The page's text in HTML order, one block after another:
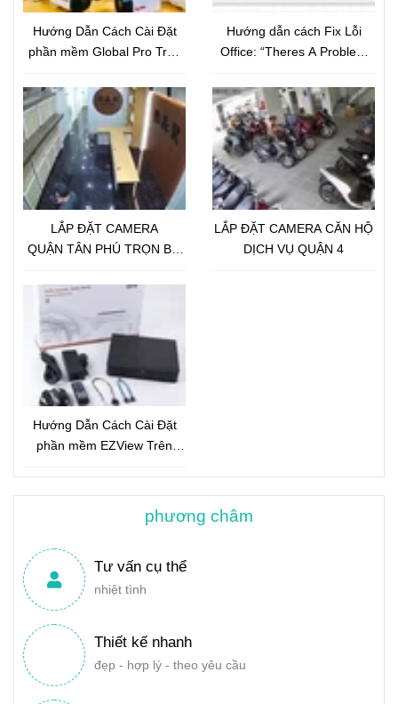
Hướng Dẫn Cách Cài Đặt
phần mềm Global Pro Trên
Hướng dẫn cách Fix Lỗi
Office: “Theres A Problem
LẮP ĐẶT CAMERA
QUẬN TÂN PHÚ TRỌN BỘ
Megapixel
LẮP ĐẶT CAMERA CĂN HỘ
DỊCH VỤ QUẬN 4
Hướng Dẫn Cách Cài Đặt
phần mềm EZView Trên
phương châm
Tư vấn cụ thể
nhiệt tình
Thiết kế nhanh
đẹp - hợp lý - theo yêu cầu